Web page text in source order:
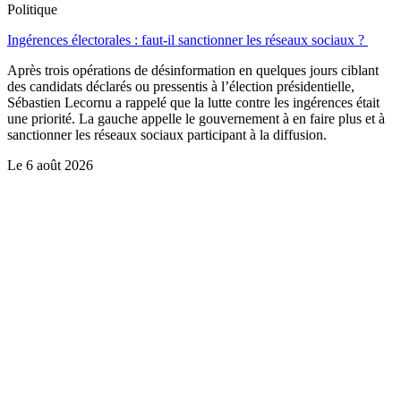
Politique
Ingérences électorales : faut-il sanctionner les réseaux sociaux ?
Après trois opérations de désinformation en quelques jours ciblant
des candidats déclarés ou pressentis à l’élection présidentielle,
Sébastien Lecornu a rappelé que la lutte contre les ingérences était
une priorité. La gauche appelle le gouvernement à en faire plus et à
sanctionner les réseaux sociaux participant à la diffusion.
Le 6 août 2026